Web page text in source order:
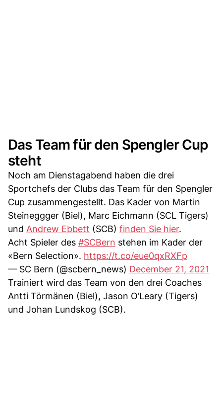
Das Team für den Spengler Cup
steht
Noch am Dienstagabend haben die drei
Sportchefs der Clubs das Team für den Spengler
Cup zusammengestellt. Das Kader von Martin
Steineggger (Biel), Marc Eichmann (SCL Tigers)
und Andrew Ebbett (SCB) finden Sie hier.
Acht Spieler des #SCBern stehen im Kader der
«Bern Selection». https://t.co/eue0qxRXFp
— SC Bern (@scbern_news) December 21, 2021
Trainiert wird das Team von den drei Coaches
Antti Törmänen (Biel), Jason O’Leary (Tigers)
und Johan Lundskog (SCB).